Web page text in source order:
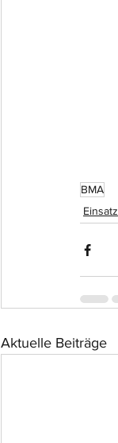
BMA
Einsatz
Aktuelle Beiträge